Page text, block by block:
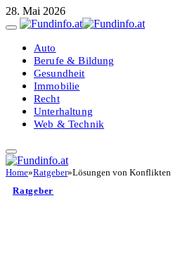
28. Mai 2026
Auto
Berufe & Bildung
Gesundheit
Immobilie
Recht
Unterhaltung
Web & Technik
Home»Ratgeber»Lösungen von Konflikten
Ratgeber